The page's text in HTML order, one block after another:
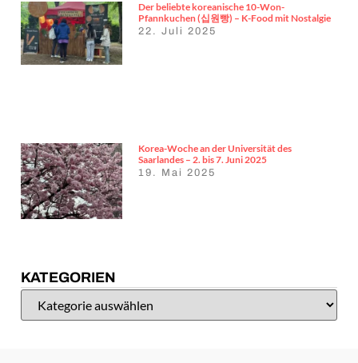
Der beliebte koreanische 10-Won-
Pfannkuchen (십원빵) – K-Food mit Nostalgie
22. Juli 2025
Korea-Woche an der Universität des
Saarlandes – 2. bis 7. Juni 2025
19. Mai 2025
KATEGORIEN